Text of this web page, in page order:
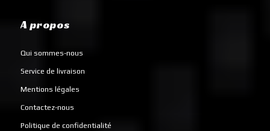
A propos
Qui sommes-nous
Service de livraison
Mentions légales
Contactez-nous
Politique de confidentialité